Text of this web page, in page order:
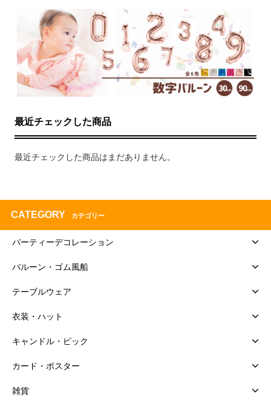
最近チェックした商品
最近チェックした商品はまだありません。
CATEGORY カテゴリー
パーティーデコレーション
バルーン・ゴム風船
テーブルウェア
衣装・ハット
キャンドル・ピック
カード・ポスター
雑貨